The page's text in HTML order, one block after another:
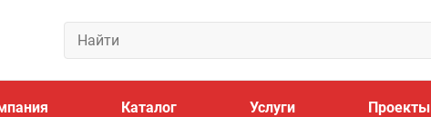
Каталог Услуги Проекты